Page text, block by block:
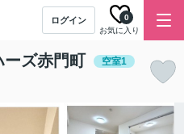
ログイン
お気に入り
0
ズ赤門町 空室1